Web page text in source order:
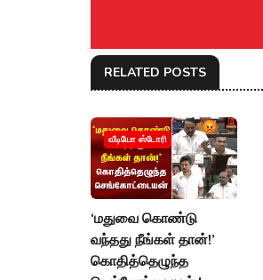
RELATED POSTS
வீடியோ ஸ்டோரி
‘மதுவை கொண்டு
வந்தது நீங்கள் தான்!’
கொதித்தெழுந்த